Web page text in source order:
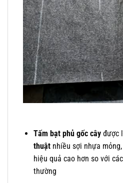
Tấm bạt phủ gốc câyđược
thuậtnhiều sợi nhựa mỏng,
hiệu quả cao hơn so với
thường